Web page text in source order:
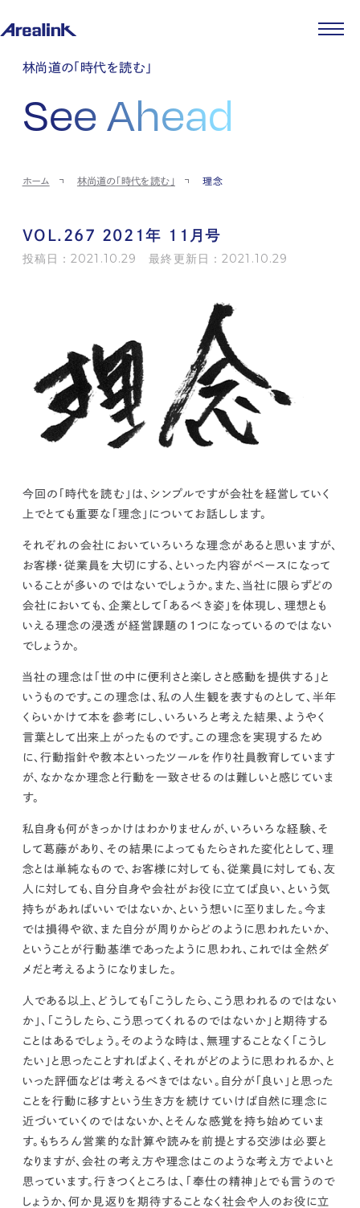
企業情報
企業理念
会社概要
コーポレートガバナンス
ストレージ事業
パートナー制度
土地権利整備事業
IR情報
IRカレンダー
IRポリシー
ストレージ室数実績
免責事項
ニュース
商品情報
先輩社員インタビュー
中途採用
お問い合わせ
asul
土地活用
サイト
エリアリンクグループ ジャパントランクル
ーム
カスタマーハラスメントポリ
シー
プライバシーポリシー
情報セキュリティ・DX方針及び戦略 サイトマップ
©2025 AREALINK.
林尚道の「時代を読む」
See Ahead
ホーム 林尚道の「時代を読む」 理念
VOL.267 2021年 11月号
投稿日：2021.10.29 最終更新日：2021.10.29
今回の「時代を読む」は、シンプルですが会社を経営していく
上でとても重要な「理念」についてお話しします。
それぞれの会社においていろいろな理念があると思いますが、
お客様・従業員を大切にする、といった内容がベースになって
いることが多いのではないでしょうか。また、当社に限らずどの
会社においても、企業として「あるべき姿」を体現し、理想とも
いえる理念の浸透が経営課題の１つになっているのではない
でしょうか。
当社の理念は「世の中に便利さと楽しさと感動を提供する」と
いうものです。この理念は、私の人生観を表すものとして、半年
くらいかけて本を参考にし、いろいろと考えた結果、ようやく
言葉として出来上がったものです。この理念を実現するため
に、行動指針や教本といったツールを作り社員教育しています
が、 なかなか理念と行動を一致させるのは難しいと感じていま
す。
私自身も何がきっかけはわかりませんが、いろいろな経験、そ
して葛藤があり、その結果によってもたらされた変化として、 理
念とは単純なもので、お客様に対しても、従業員に対しても、友
人に対しても、自分自身や会社がお役に立てば良い、という気
持ちがあればいいではないか、という想いに至りました。 今ま
では損得や欲、また自分が周りからどのように思われたいか、
ということが行動基準であったように思われ、これでは全然ダ
メだと考えるようになりました。
人である以上、どうしても「こうしたら、こう思われるのではない
か」、「こうしたら、こう思ってくれるのではないか」と期待する
ことはあるでしょう。そのような時は、無理することなく「こうし
たい」と思ったことすればよく、それがどのように思われるか、と
いった評価などは考えるべきではない。 自分が「良い」と思った
ことを行動に移すという生き方を続けていけば自然に理念に
近づいていくのではないか、とそんな感覚を持ち始めていま
す。 もちろん営業的な計算や読みを前提とする交渉は必要と
なりますが、会社の考え方や理念はこのような考え方でよいと
思っています。行きつくところは、「奉仕の精神」とでも言うので
しょうか、何か見返りを期待することなく社会や人のお役に立